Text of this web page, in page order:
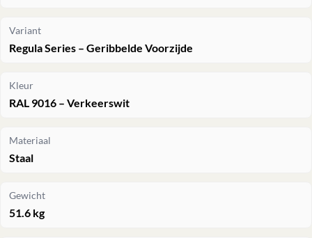
Variant
Regula Series – Geribbelde Voorzijde
Kleur
RAL 9016 – Verkeerswit
Materiaal
Staal
Gewicht
51.6 kg